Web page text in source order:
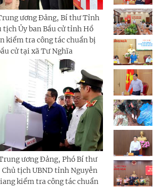
ương Đảng, Bí thư Tỉnh
tịch Ủy ban Bầu cử tỉnh Hồ
kiểm tra công tác chuẩn bị
cử tại xã Tư Nghĩa
ương Đảng, Phó Bí thư
tịch UBND tỉnh Nguyễn
kiểm tra công tác chuẩn